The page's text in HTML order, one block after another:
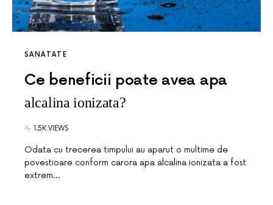
SANATATE
Ce beneficii poate avea apa
alcalina ionizata?
1.5K VIEWS
Odata cu trecerea timpului au aparut o multime de
povestioare conform carora apa alcalina ionizata a fost
extrem…